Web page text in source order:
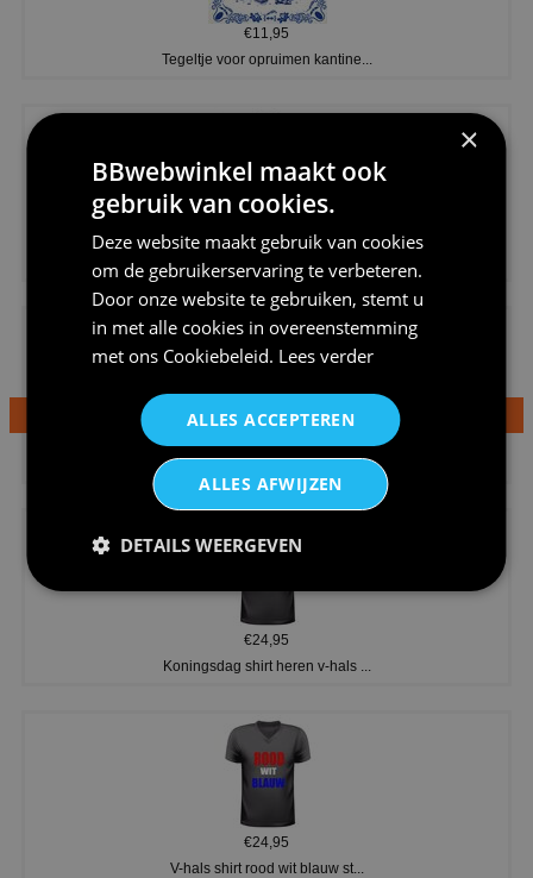
€11,95
Tegeltje voor opruimen kantine...
€20,95
Shirtje de koek is nog niet op...
Dames v hals t-shirt prinses v...
€24,95
Koningsdag shirt heren v-hals ...
€24,95
V-hals shirt rood wit blauw st...
×
BBwebwinkel maakt ook
gebruik van cookies.
Deze website maakt gebruik van cookies
om de gebruikerservaring te verbeteren.
Door onze website te gebruiken, stemt u
in met alle cookies in overeenstemming
met ons Cookiebeleid. Lees verder
ALLES ACCEPTEREN
ALLES AFWIJZEN
DETAILS WEERGEVEN